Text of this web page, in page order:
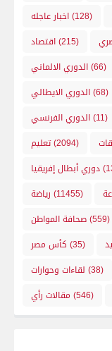
اخبار عاجله(128)
اقتصاد(215)
الدوري الالماني(66)
الدوري الايطالي(68)
الدوري الفرنسي(11)
تعليم(2094)
دوري أبطال إفريقيا
رياضة (11455)
صحافة المواطن(559)
كأس مصر (35)
لقاءات وحوارات (38)
مقالات رأي (546)